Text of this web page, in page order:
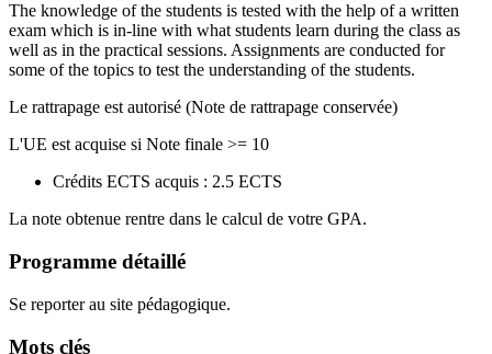
The knowledge of the students is tested with the help of a written
exam which is in-line with what students learn during the class as
well as in the practical sessions. Assignments are conducted for
some of the topics to test the understanding of the students.
Le rattrapage est autorisé (Note de rattrapage conservée)
L'UE est acquise si Note finale >= 10
Crédits ECTS acquis : 2.5 ECTS
La note obtenue rentre dans le calcul de votre GPA.
Programme détaillé
Se reporter au site pédagogique.
Mots clés